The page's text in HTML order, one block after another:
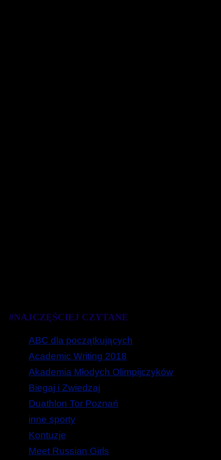
#NAJCZĘŚCIEJ CZYTANE
ABC dla początkujących
Academic Writing 2018
Akademia Młodych Olimpijczyków
Biegaj i Zwiedzaj
Duathlon Tor Poznań
inne sporty
Kontuzje
Meet Russian Girls